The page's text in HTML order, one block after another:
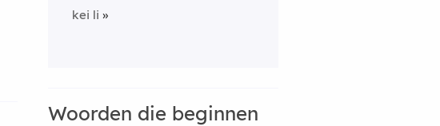
kei li
Woorden die beginnen